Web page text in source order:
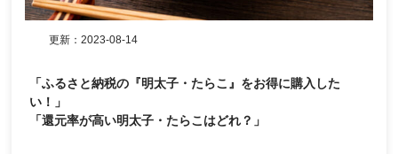
更新：2023-08-14
「ふるさと納税の『明太子・たらこ』をお得に購入した
い！」
「還元率が高い明太子・たらこはどれ？」